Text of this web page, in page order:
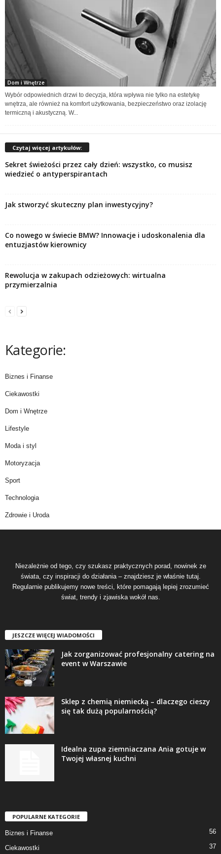
Dom i Wnętrze
Wybór odpowiednich drzwi to decyzja, która wpływa nie tylko na estetykę
wnętrza, ale również na komfort użytkowania, bezpieczeństwo oraz izolację
termiczną i akustyczną. W...
Czytaj więcej artykułów:
Sekret świeżości przez cały dzień: wszystko, co musisz
wiedzieć o antyperspirantach
Jak stworzyć skuteczny plan inwestycyjny?
Co nowego w świecie BMW? Innowacje i udoskonalenia dla
entuzjastów kierownicy
Rewolucja w zakupach odzieżowych: wirtualna
przymierzalnia
Kategorie:
Biznes i Finanse
Ciekawostki
Dom i Wnętrze
Lifestyle
Moda i styl
Motoryzacja
Sport
Technologia
Zdrowie i Uroda
Niezależnie od tego, czy szukasz praktycznych porad, nowinek ze
świata, czy inspiracji do działania – znajdziesz je właśnie tutaj.
Regularnie publikujemy nowe treści, które pomagają lepiej zrozumieć
świat, trendy i zjawiska wokół nas.
JESZCZE WIĘCEJ WIADOMOŚCI
Jak zorganizować profesjonalny catering na
event w Warszawie
Sklep z chemią niemiecką – dlaczego cieszy
się tak dużą popularnością?
Idealna zupa ziemniaczana Ania gotuje w
Twojej własnej kuchni
POPULARNE KATEGORIE
Biznes i Finanse 56
Ciekawostki 37